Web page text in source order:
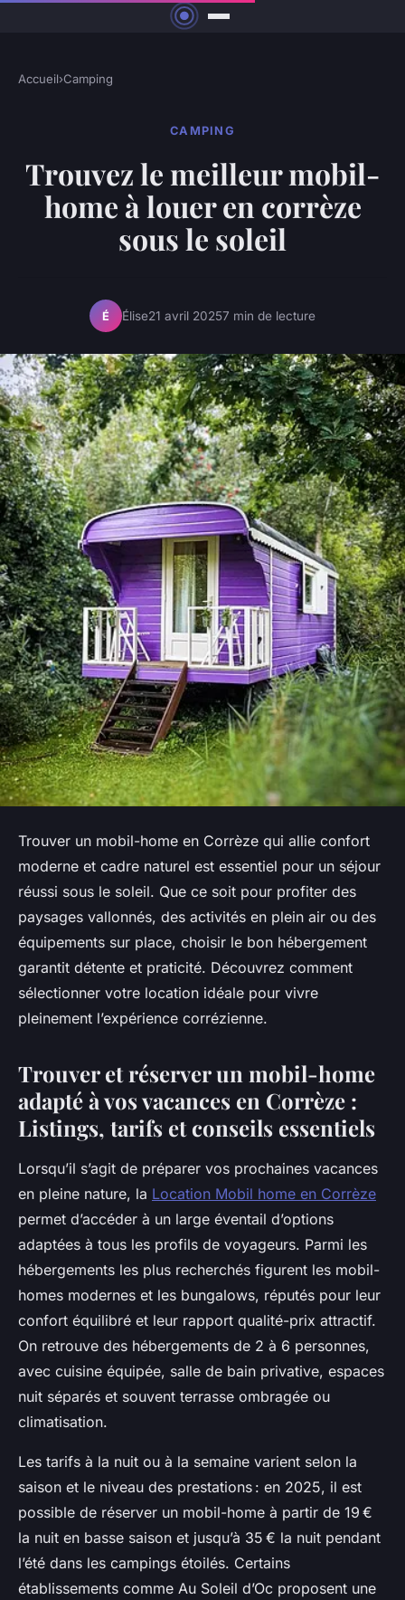
Accueil›Camping
CAMPING
Trouvez le meilleur mobil-
home à louer en corrèze
sous le soleil
É Élise21 avril 20257 min de lecture
Trouver un mobil-home en Corrèze qui allie confort
moderne et cadre naturel est essentiel pour un séjour
réussi sous le soleil. Que ce soit pour profiter des
paysages vallonnés, des activités en plein air ou des
équipements sur place, choisir le bon hébergement
garantit détente et praticité. Découvrez comment
sélectionner votre location idéale pour vivre
pleinement l’expérience corrézienne.
Trouver et réserver un mobil-home
adapté à vos vacances en Corrèze :
Listings, tarifs et conseils essentiels
Lorsqu’il s’agit de préparer vos prochaines vacances
en pleine nature, la Location Mobil home en Corrèze
permet d’accéder à un large éventail d’options
adaptées à tous les profils de voyageurs. Parmi les
hébergements les plus recherchés figurent les mobil-
homes modernes et les bungalows, réputés pour leur
confort équilibré et leur rapport qualité-prix attractif.
On retrouve des hébergements de 2 à 6 personnes,
avec cuisine équipée, salle de bain privative, espaces
nuit séparés et souvent terrasse ombragée ou
climatisation.
Les tarifs à la nuit ou à la semaine varient selon la
saison et le niveau des prestations : en 2025, il est
possible de réserver un mobil-home à partir de 19 €
la nuit en basse saison et jusqu’à 35 € la nuit pendant
l’été dans les campings étoilés. Certains
établissements comme Au Soleil d’Oc proposent une